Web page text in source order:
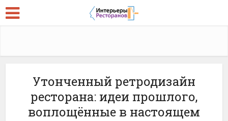
Утонченный ретродизайн
ресторана: идеи прошлого,
воплощённые в настоящем